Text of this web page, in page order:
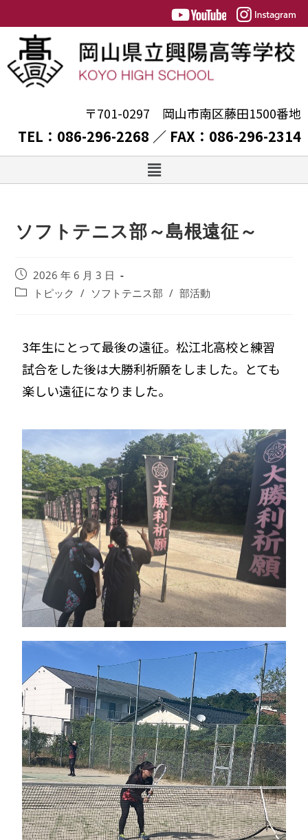
〒701-0297 岡山市南区藤田1500番地
TEL：086-296-2268 ／ FAX：086-296-2314
ソフトテニス部～島根遠征～
2026 年 6 月 3 日
トピック
/ ソフトテニス部 / 部活動
3年生にとって最後の遠征。松江北高校と練習
試合をした後は大勝利祈願をしました。とても
楽しい遠征になりました。